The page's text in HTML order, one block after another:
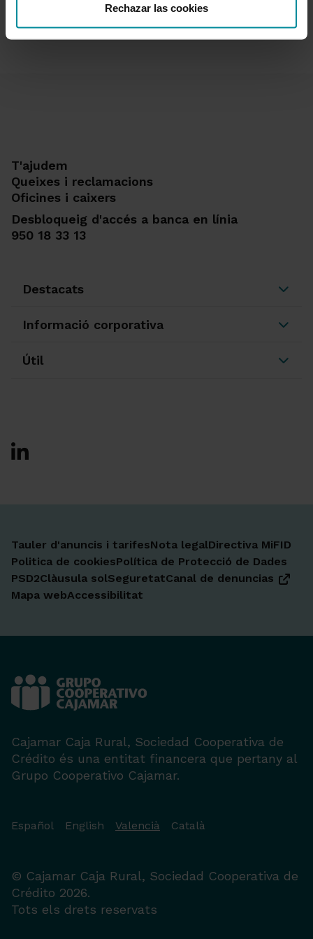
Rechazar las cookies
T'ajudem
Queixes i reclamacions
Oficines i caixers
Desbloqueig d'accés a banca en línia
950 18 33 13
Destacats
Informació corporativa
Útil
Ir a Facebook
Ir a X-twitter
Ir a Instagram
Ir a Linkedin
Ir a Youtube
Ir a Blogger
Ir a Vimeo
Tauler d'anuncis i tarifesNota legalDirectiva MiFID
Politica de cookiesPolítica de Protecció de Dades
PSD2Clàusula solSeguretatCanal de denuncias
Mapa webAccessibilitat
Cajamar Caja Rural, Sociedad Cooperativa de
Crédito és una entitat financera que pertany al
Grupo Cooperativo Cajamar.
Español English Valencià Català
© Cajamar Caja Rural, Sociedad Cooperativa de
Crédito 2026.
Tots els drets reservats